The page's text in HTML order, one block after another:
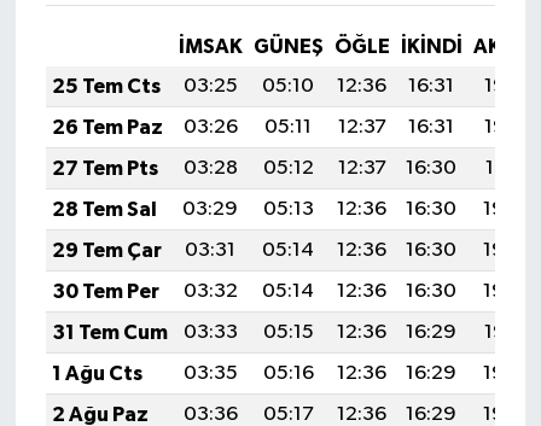
İMSAK GÜNEŞ ÖĞLE İKINDI
25 Tem Cts
03:25 05:10 12:36 16:31
19:53
26 Tem Paz
03:26 05:11 12:37 16:31
19:52
27 Tem Pts
03:28 05:12 12:37 16:30
19:51
28 Tem Sal
03:29 05:13 12:36 16:30
19:50
29 Tem Çar
03:31 05:14 12:36 16:30
19:49
30 Tem Per
03:32 05:14 12:36 16:30
19:48
31 Tem Cum
03:33 05:15 12:36 16:29
19:47
1 Ağu Cts
03:35 05:16 12:36 16:29
19:46
2 Ağu Paz
03:36 05:17 12:36 16:29
19:45